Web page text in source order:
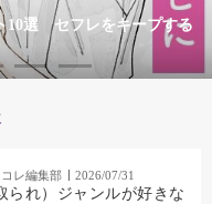
10選 セフレをキープする
レ編集部 2026/07/31
られ）ジャンルが好きな